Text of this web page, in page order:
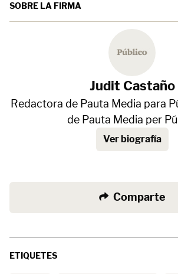
SOBRE LA FIRMA
Judit Castaño
Redactora de Pauta Media para
de Pauta Media per
Ver biografía
Comparte
ETIQUETES